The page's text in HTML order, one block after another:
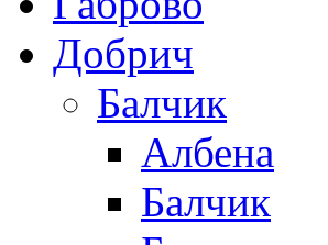
Добрич
Балчик
Албена
Балчик